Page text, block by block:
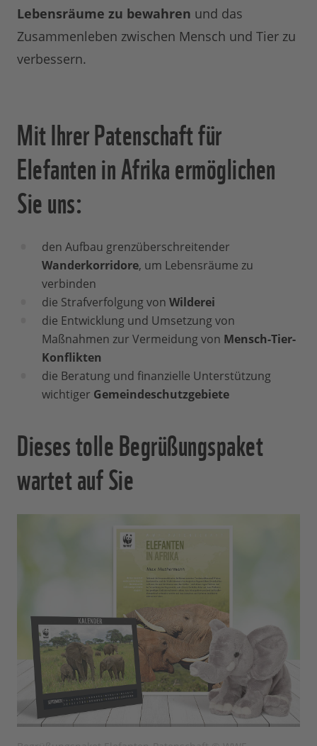
Lebensräume zu bewahren und das
Zusammenleben zwischen Mensch und Tier zu
verbessern.
Mit Ihrer Patenschaft für
Elefanten in Afrika ermöglichen
Sie uns:
den Aufbau grenzüberschreitender
Wanderkorridore, um Lebensräume zu
verbinden
die Strafverfolgung von Wilderei
die Entwicklung und Umsetzung von
Maßnahmen zur Vermeidung von Mensch-Tier-
Konflikten
die Beratung und finanzielle Unterstützung
wichtiger Gemeindeschutzgebiete
Dieses tolle Begrüßungspaket
wartet auf Sie